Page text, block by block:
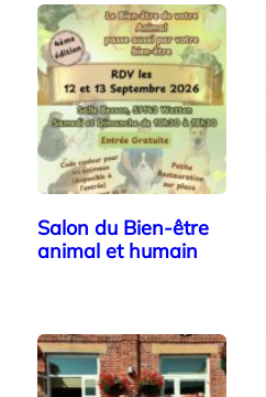
Salon du Bien-être
animal et humain